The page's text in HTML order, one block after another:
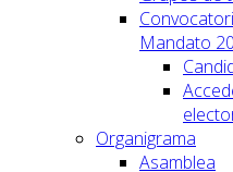
Mandato
Organigrama
Asamblea